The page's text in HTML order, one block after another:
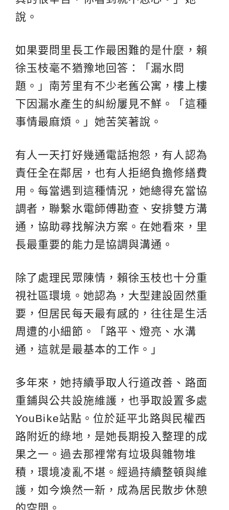
說。
如果要問里長工作最困難的是什麼，賴
徐玉枝毫不猶豫地回答：「漏水問
題。」南芳里有不少老舊公寓，樓上樓
下因漏水產生的糾紛屢見不鮮。「這種
事情最麻煩。」她苦笑著說。
有人一天打好幾通電話抱怨，有人認為
責任全在鄰居，也有人拒絕負擔修繕費
用。每當遇到這種情況，她總得充當協
調者，聯繫水電師傅勘查、安排雙方溝
通，協助尋找解決方案。在她看來，里
長最重要的能力是協調與溝通。
除了處理民眾陳情，賴徐玉枝也十分重
視社區環境。她認為，大型建設固然重
要，但居民每天最有感的，往往是生活
周遭的小細節。「路平、燈亮、水溝
通，這就是最基本的工作。」
多年來，她持續爭取人行道改善、路面
重鋪與公共設施維護，也爭取設置多處
YouBike站點。位於延平北路與民權西
路附近的綠地，是她長期投入整理的成
果之一。過去那裡常有垃圾與雜物堆
積，環境凌亂不堪。經過持續整頓與維
護，如今煥然一新，成為居民散步休憩